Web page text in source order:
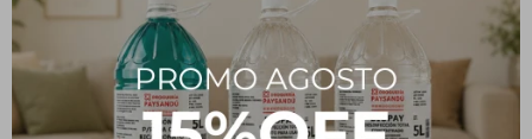
No es necesario cortar ni disolver las cápsulas y no deben
colocarse en el cajón dispensador.
La membrana exterior de la cápsula es soluble en agua y se
disuelve durante el lavado, con agua fría o caliente.